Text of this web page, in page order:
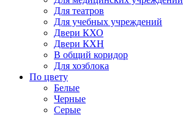
Для театров
Для учебных учреждений
Двери КХО
Двери КХН
В общий коридор
Для хозблока
По цвету
Белые
Черные
Серые